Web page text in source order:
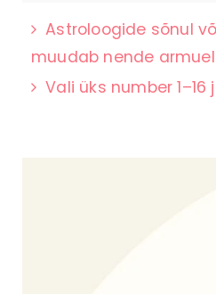
Astroloogide sõnul
muudab nende
Vali üks number